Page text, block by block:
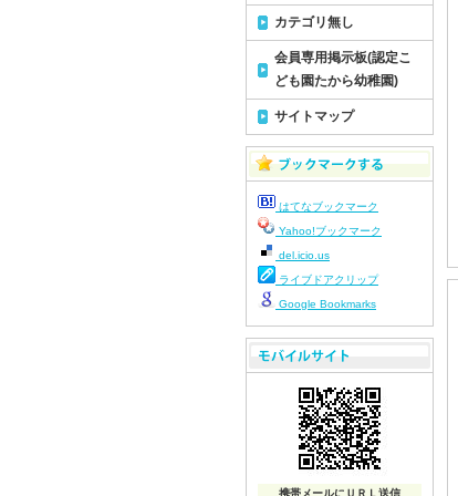
カテゴリ無し
会員専用掲示板(認定こ
ども園たから幼稚園)
サイトマップ
はてなブックマーク
Yahoo!ブックマーク
del.icio.us
ライブドアクリップ
Google Bookmarks
携帯メールにＵＲＬ送信